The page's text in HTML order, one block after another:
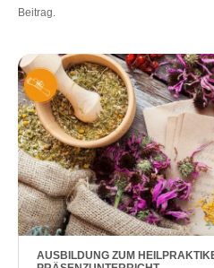
Beitrag.
AUSBILDUNG ZUM